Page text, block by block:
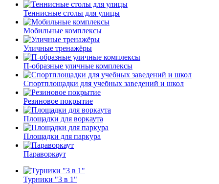
Теннисные столы для улицы
Мобильные комплексы
Уличные тренажёры
П-образные уличные комплексы
Спортплощадки для учебных заведений и школ
Резиновое покрытие
Площадки для воркаута
Площадки для паркура
Параворкаут
Турники "3 в 1"